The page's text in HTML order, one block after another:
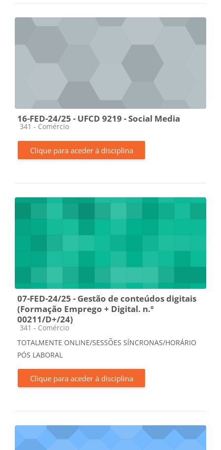
16-FED-24/25 - UFCD 9219 - Social Media
Categoria da disciplina
341 - Comércio
Clique para aceder à disciplina
07-FED-24/25 - Gestão de conteúdos digitais
(Formação Emprego + Digital. n.º
00211/D+/24)
Categoria da disciplina
341 - Comércio
TOTALMENTE ONLINE/SESSÕES SÍNCRONAS/HORÁRIO
PÓS LABORAL
Clique para aceder à disciplina